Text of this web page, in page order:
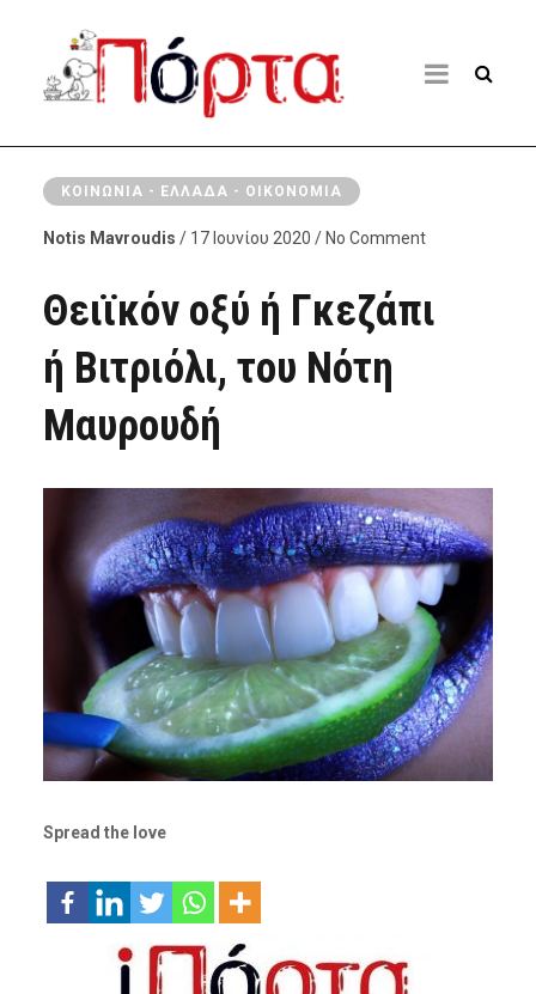
ΚΟΙΝΩΝΊΑ - ΕΛΛΆΔΑ - ΟΙΚΟΝΟΜΊΑ
Notis Mavroudis / 17 Ιουνίου 2020 / No Comment
Θειϊκόν οξύ ή Γκεζάπι
ή Βιτριόλι, του Νότη
Μαυρουδή
Spread the love